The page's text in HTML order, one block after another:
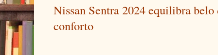
Nissan Sentra 2024 equilibra belo
conforto